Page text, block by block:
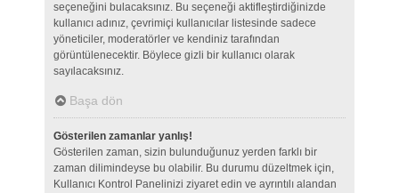
seçeneğini bulacaksınız. Bu seçeneği aktifleştirdiğinizde
kullanıcı adınız, çevrimiçi kullanıcılar listesinde sadece
yöneticiler, moderatörler ve kendiniz tarafından
görüntülenecektir. Böylece gizli bir kullanıcı olarak
sayılacaksınız.
Başa dön
Gösterilen zamanlar yanlış!
Gösterilen zaman, sizin bulunduğunuz yerden farklı bir
zaman dilimindeyse bu olabilir. Bu durumu düzeltmek için,
Kullanıcı Kontrol Panelinizi ziyaret edin ve ayrıntılı alandan